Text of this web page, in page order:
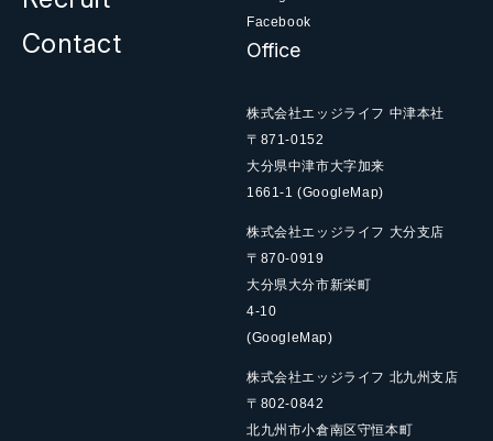
Contact
Facebook
Office
株式会社エッジライフ 中津本社
〒871-0152
大分県中津市大字加来
1661-1(GoogleMap)
株式会社エッジライフ 大分支店
〒870-0919
大分県大分市新栄町
4-10
(GoogleMap)
株式会社エッジライフ 北九州支店
〒802-0842
北九州市小倉南区守恒本町